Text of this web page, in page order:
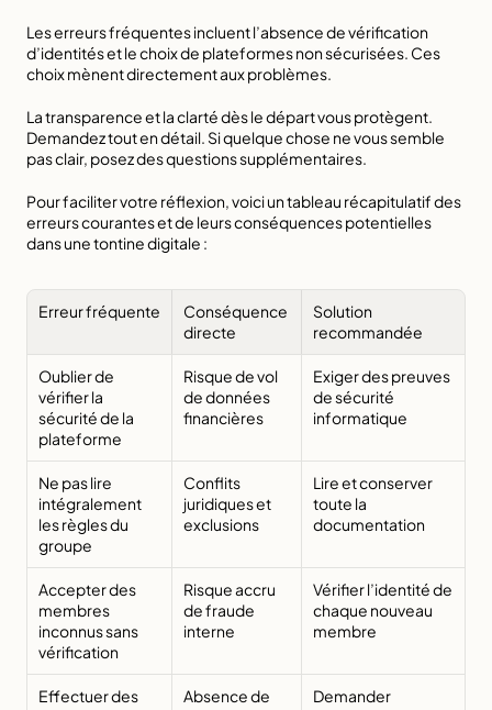
Les erreurs fréquentes incluent l’absence de vérification
d’identités et le choix de plateformes non sécurisées. Ces
choix mènent directement aux problèmes.
La transparence et la clarté dès le départ vous protègent.
Demandez tout en détail. Si quelque chose ne vous semble
pas clair, posez des questions supplémentaires.
Pour faciliter votre réflexion, voici un tableau récapitulatif des
erreurs courantes et de leurs conséquences potentielles
dans une tontine digitale :
Erreur fréquente
Conséquence
directe
Solution
recommandée
Oublier de
vérifier la
sécurité de la
plateforme
Risque de vol
de données
financières
Exiger des preuves
de sécurité
informatique
Ne pas lire
intégralement
les règles du
groupe
Conflits
juridiques et
exclusions
Lire et conserver
toute la
documentation
Accepter des
membres
inconnus sans
vérification
Risque accru
de fraude
interne
Vérifier l’identité de
chaque nouveau
membre
Effectuer des
Absence de
Demander